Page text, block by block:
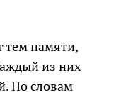
тем памяти,
из них
По словам